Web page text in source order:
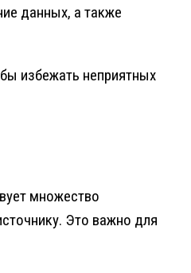
данных, а также
избежать неприятных
множество
Это важно для